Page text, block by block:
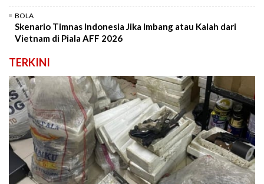
BOLA
Skenario Timnas Indonesia Jika Imbang atau Kalah dari
Vietnam di Piala AFF 2026
TERKINI